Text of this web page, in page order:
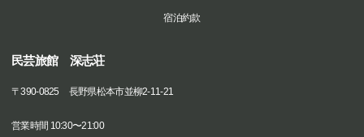
宿泊約款
民芸旅館 深志荘
〒390-0825 長野県松本市並柳2-11-21
営業時間 10:30〜21:00